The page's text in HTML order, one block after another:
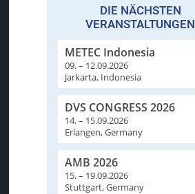
DIE NÄCHSTEN
VERANSTALTUNGEN
METEC Indonesia
09. – 12.09.2026
Jarkarta, Indonesia
DVS CONGRESS 2026
14. – 15.09.2026
Erlangen, Germany
AMB 2026
15. – 19.09.2026
Stuttgart, Germany